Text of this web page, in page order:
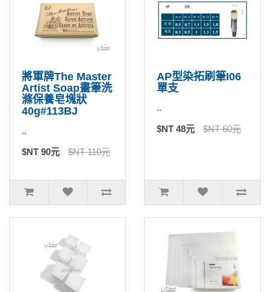
將軍牌The Master
Artist Soap畫筆洗
滌保養皂塊狀
40g#113BJ
..
$NT 90元 $NT 110元
AP型染拓刷筆I06
單支
..
$NT 48元 $NT 60元